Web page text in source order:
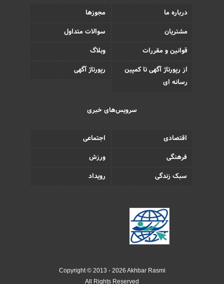
درباره ما
مجوزها
مشتریان
سوالات متداول
قوانین و مقررات
وبلاگ
از رپورتاژ آگهی تا کمپین
رسانه ای
رپورتاژ آگهی
سرویس‌های خبری
اقتصادی
اجتماعی
فرهنگی
ورزش
سبک زندگی
رویداد
Copyright © 2013 - 2026 Akhbar Rasmi
All Rights Reserved